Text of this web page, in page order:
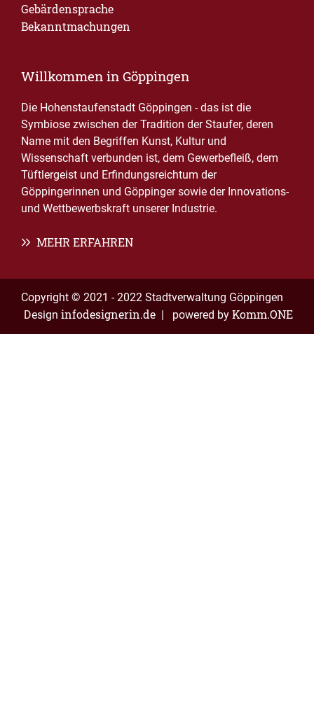
Gebärdensprache
Bekanntmachungen
Willkommen in Göppingen
Die Hohenstaufenstadt Göppingen - das ist die
Symbiose zwischen der Tradition der Staufer, deren
Name mit den Begriffen Kunst, Kultur und
Wissenschaft verbunden ist, dem Gewerbefleiß, dem
Tüftlergeist und Erfindungsreichtum der
Göppingerinnen und Göppinger sowie der Innovations-
und Wettbewerbskraft unserer Industrie.
MEHR ERFAHREN
Copyright © 2021 - 2022 Stadtverwaltung Göppingen
Design infodesignerin.de | powered by Komm.ONE